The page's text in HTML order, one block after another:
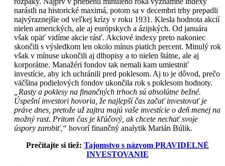
narástli na historické maximá, potom sa v decembri trhy prepadli
najvýraznejšie od veľkej krízy v roku 1931. Klesla hodnota akcií
nielen amerických, ale aj európskych a ázijských. Od januára
však opäť vidíme akcie rásť. Akciové indexy preto nakoniec
skončili s výsledkom len okolo mínus piatich percent. Minulý rok
však v mínuse ukončili aj dlhopisy a to nielen štátne, ale aj
korporátne. Manažéri fondov tak nemali kam umiestniť
investície, aby ich uchránili pred poklesom. Aj to je dôvod, prečo
väčšina podielových fondov ukončila rok s poklesom hodnoty.
„Rasty a poklesy na finančných trhoch sú absolútne bežné.
Úspešní investori hovoria, že najlepší čas začať investovať je
práve dnes, pretože už zajtra majú vaše investície o deň menej na
možný rast. Pritom čas je kľúčový, ak chcete nechať svoje
úspory zarobiť,“ hovorí finančný analytik Marián Búlik.
Prečítajte si tiež: Tajomstvo s názvom PRAVIDELNÉ
INVESTOVANIE